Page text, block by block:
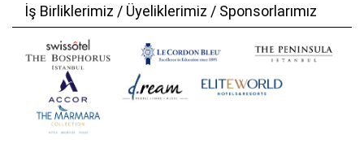
İş Birliklerimiz / Üyeliklerimiz / Sponsorlarımız